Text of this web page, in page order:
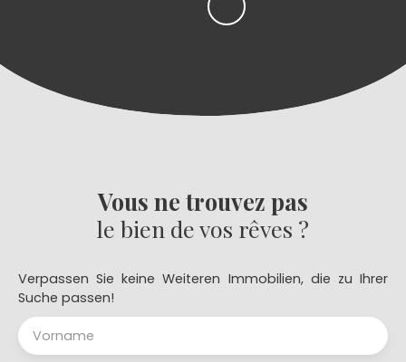
Vous ne trouvez pas
le bien de vos rêves ?
Verpassen Sie keine Weiteren Immobilien, die zu Ihrer
Suche passen!
Vorname